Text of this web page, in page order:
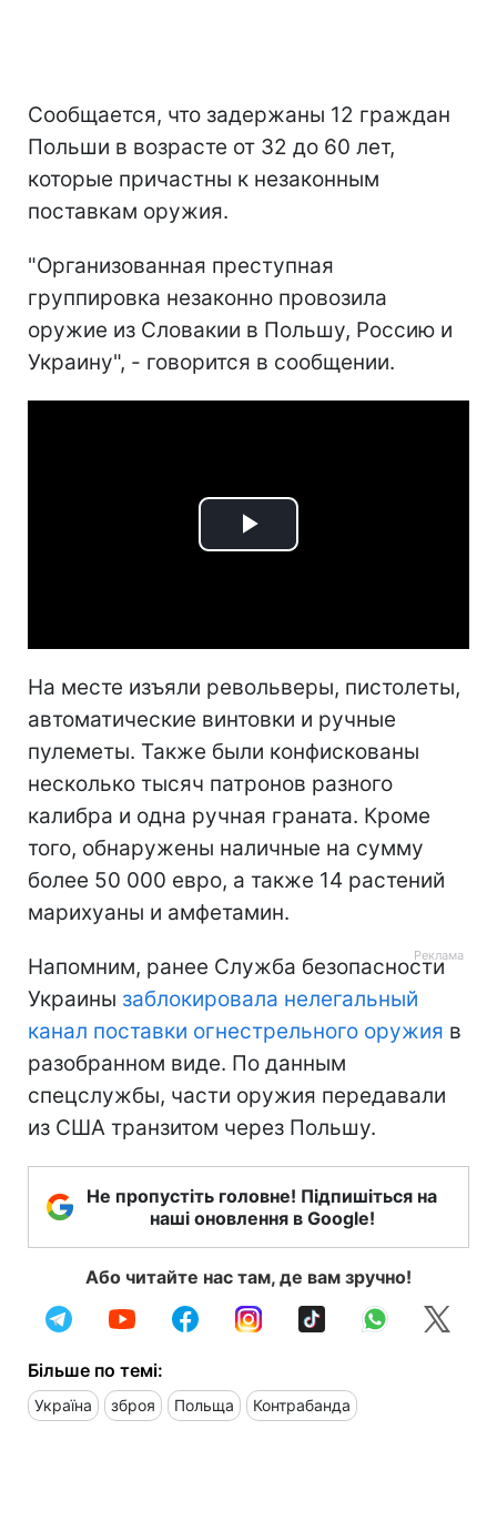
Сообщается, что задержаны 12 граждан
Польши в возрасте от 32 до 60 лет,
которые причастны к незаконным
поставкам оружия.
"Организованная преступная
группировка незаконно провозила
оружие из Словакии в Польшу, Россию и
Украину", - говорится в сообщении.
Play
На месте изъяли револьверы, пистолеты,
автоматические винтовки и ручные
пулеметы. Также были конфискованы
несколько тысяч патронов разного
калибра и одна ручная граната. Кроме
того, обнаружены наличные на сумму
более 50 000 евро, а также 14 растений
марихуаны и амфетамин.
Напомним, ранее Служба безопасности
Украины заблокировала нелегальный
канал поставки огнестрельного оружия в
разобранном виде. По данным
спецслужбы, части оружия передавали
из США транзитом через Польшу.
Не пропустіть головне! Підпишіться на
наші оновлення в Google!
Або читайте нас там, де вам зручно!
Більше по темі:
Україна зброя Польща Контрабанда